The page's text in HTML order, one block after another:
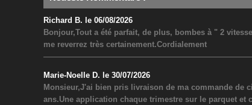
Richard B. le 06/08/2026
Bonjour,Tout a été parfait, de plus, bombes à " 2
me reverrez très certainement.Cordialement
Marie-Noelle D. le 30/07/2026
Monsieur,J'ai bien pris livraison de ma commande de
ans.Une application chaque trimestre sur le parquet